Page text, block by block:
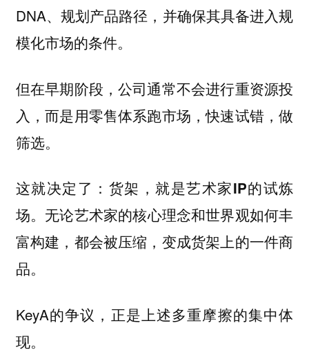
DNA、规划产品路径，并确保其具备进入规
模化市场的条件。
但在早期阶段，公司通常不会进行重资源投
入，而是用零售体系跑市场，快速试错，做
筛选。
这就决定了： 货架，就是艺术家IP的试炼
场。 无论艺术家的核心理念和世界观如何丰
富构建，都会被压缩，变成货架上的一件商
品。
KeyA的争议，正是上述多重摩擦的集中体
现。